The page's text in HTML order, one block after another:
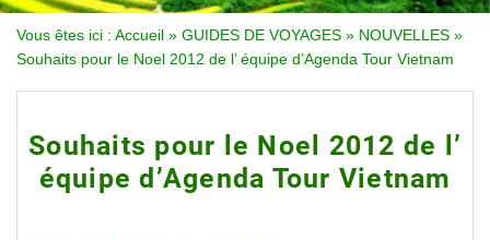
Vous êtes ici : Accueil » GUIDES DE VOYAGES » NOUVELLES »
Souhaits pour le Noel 2012 de l’ équipe d’Agenda Tour Vietnam
Souhaits pour le Noel 2012 de l’
équipe d’Agenda Tour Vietnam